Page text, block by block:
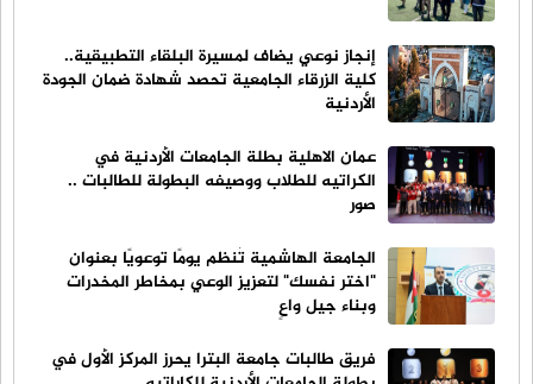
إنجاز نوعي يضاف لمسيرة البلقاء التطبيقية..
كلية الزرقاء الجامعية تحصد شهادة ضمان الجودة
الأردنية
عمان الاهلية بطلة الجامعات الأردنية في
الكراتيه للطلاب ووصيفه البطولة للطالبات ..
صور
الجامعة الهاشمية تُنظم يومًا توعويًا بعنوان
"اختر نفسك" لتعزيز الوعي بمخاطر المخدرات
وبناء جيل واعٍ
فريق طالبات جامعة البترا يحرز المركز الأول في